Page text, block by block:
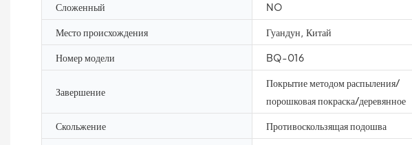
Сложенный NO
Место происхождения Гуандун, Китай
Номер модели BQ-016
Завершение
Покрытие методом распыления/
порошковая покраска/деревянное
Скольжение Противоскользящая подошва